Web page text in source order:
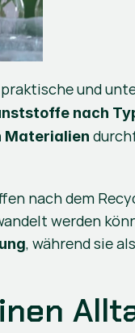
und
nach
Materialien
nach dem
werden
, während sie